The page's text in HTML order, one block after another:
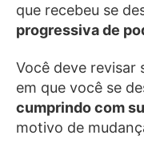
que recebeu se
progressiva de
Você deve revisar
em que você se
cumprindo com
motivo de